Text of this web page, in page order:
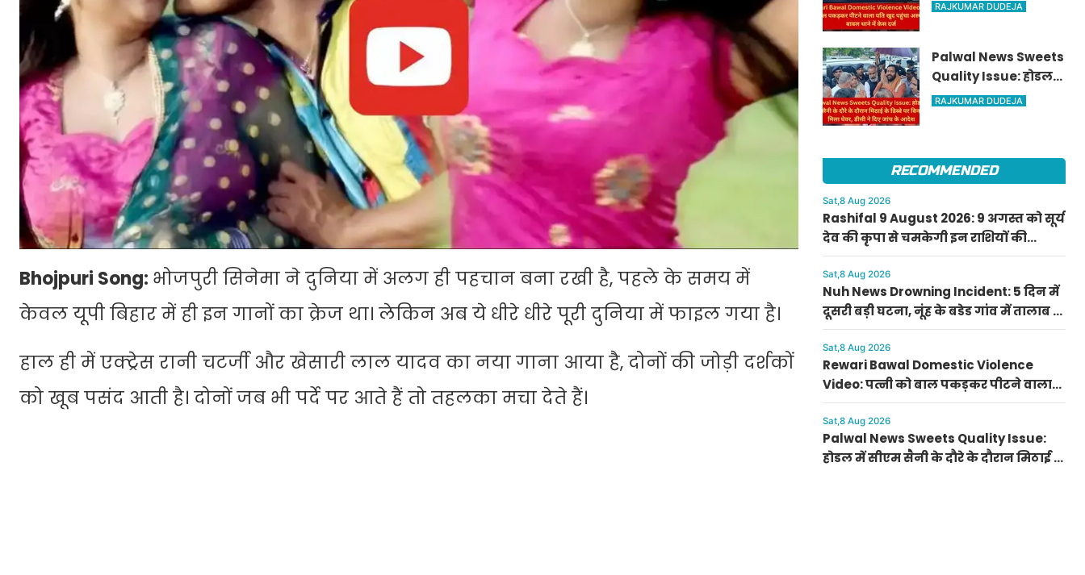
Bhojpuri Song: भोजपुरी सिनेमा ने दुनिया में अलग ही पहचान बना रखी है, पहले के समय में
केवल यूपी बिहार में ही इन गानों का क्रेज था। लेकिन अब ये धीरे धीरे पूरी दुनिया में फाइल गया है।
हाल ही में एक्ट्रेस रानी चटर्जी और खेसारी लाल यादव का नया गाना आया है, दोनों की जोड़ी दर्शकों
को खूब पसंद आती है। दोनों जब भी पर्दे पर आते हैं तो तहलका मचा देते हैं।
बावल थाने में केस दर्ज
RAJKUMAR DUDEJA
Palwal News Sweets
Quality Issue: होडल
में सीएम सैनी के दौरे के
आदेश
RAJKUMAR DUDEJA
RECOMMENDED
Sat,8 Aug 2026
Rashifal 9 August 2026: 9 अगस्त को सूर्य
देव की कृपा से चमकेगी इन राशियों की
किस्मत, जानें मेष से मीन का दैनिक राशिफल
Sat,8 Aug 2026
Nuh News Drowning Incident: 5 दिन में
दूसरी बड़ी घटना, नूंह के बडेड गांव में तालाब में
डूबने से बच्चे की मौत
Sat,8 Aug 2026
Rewari Bawal Domestic Violence
Video: पत्नी को बाल पकड़कर पीटने वाला
पति खुद पहुंचा अस्पताल, बावल थाने में केस
दर्ज
Sat,8 Aug 2026
Palwal News Sweets Quality Issue:
होडल में सीएम सैनी के दौरे के दौरान मिठाई के